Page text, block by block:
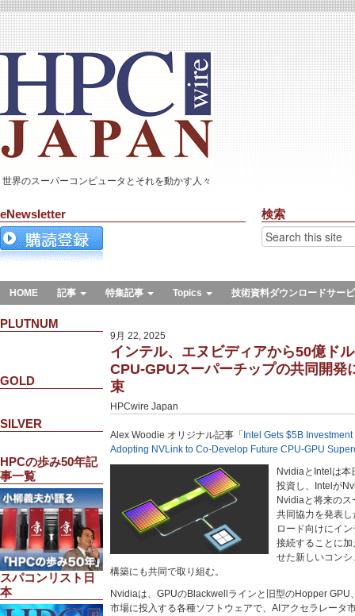
世界のスーパーコンピュータとそれを動かす人々
eNewsletter 検索
HOME 記事 特集記事 Topics 技術資料ダウンロードサー
PLUTNUM
GOLD
SILVER
HPCの歩み50年記
事一覧
スパコンリスト日
本
9月 22, 2025
インテル、エヌビディアから50億ド
CPU-GPUスーパーチップの共同開発
束
HPCwire Japan
Alex Woodie オリジナル記事「 Intel Gets $5B
Adopting NVLink to Co-Develop Future CPU-GPU
NvidiaとIntelは本
投資し、Intelが
Nvidiaと将来の
共同協力を発表
ロード向けにイ
接続することに
せた新しいコン
構築にも共同で取り組む。
Nvidiaは、GPUのBlackwellラインと旧型のHopper GPU
市場に投入する各種ソフトウェアで、AIアクセラレータ